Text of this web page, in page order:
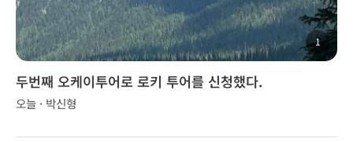
1
두번째 오케이투어로 로키 투어를 신청했다.
오늘 · 박신형